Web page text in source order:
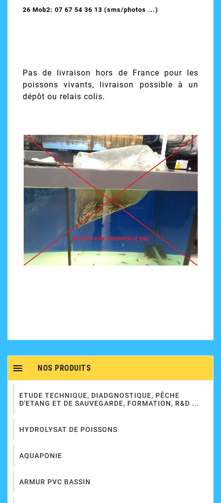
26 Mob2: 07 67 54 36 13 (sms/photos ...)
Pas de livraison hors de France pour les
poissons vivants, livraison possible à un
dépôt ou relais colis.
NOS PRODUITS

ETUDE TECHNIQUE, DIADGNOSTIQUE, PÊCHE
D'ETANG ET DE SAUVEGARDE, FORMATION, R&D ...
HYDROLYSAT DE POISSONS
AQUAPONIE
ARMUR PVC BASSIN